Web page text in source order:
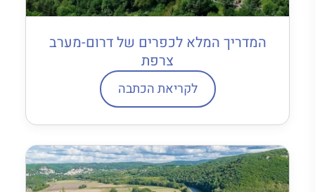
המדריך המלא לכפרים של דרום-מערב
צרפת
לקריאת הכתבה